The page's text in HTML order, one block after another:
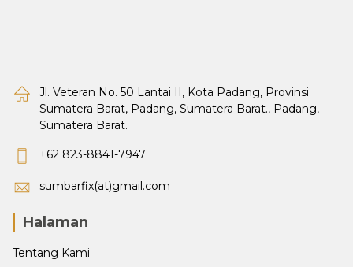
Jl. Veteran No. 50 Lantai II, Kota Padang, Provinsi
Sumatera Barat, Padang, Sumatera Barat., Padang,
Sumatera Barat.
+62 823-8841-7947
sumbarfix(at)gmail.com
Halaman
Tentang Kami